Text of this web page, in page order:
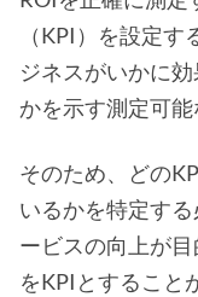
（KPI）を設定
ジネスがいかに
かを示す測定可能
そのため、どの
いるかを特定す
ービスの向上が
をKPIとすること